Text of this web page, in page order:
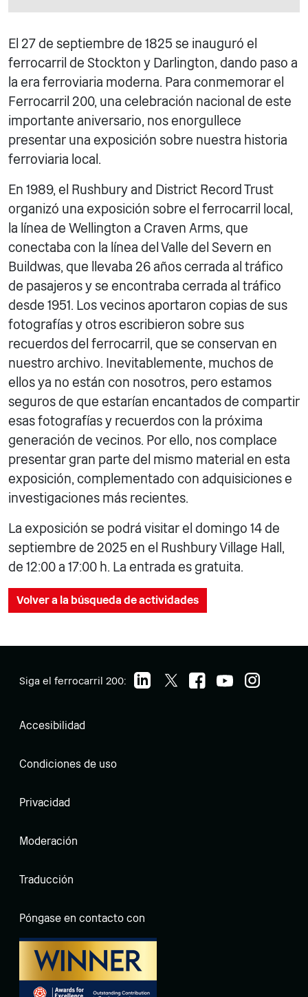
El 27 de septiembre de 1825 se inauguró el
ferrocarril de Stockton y Darlington, dando paso a
la era ferroviaria moderna. Para conmemorar el
Ferrocarril 200, una celebración nacional de este
importante aniversario, nos enorgullece
presentar una exposición sobre nuestra historia
ferroviaria local.
En 1989, el Rushbury and District Record Trust
organizó una exposición sobre el ferrocarril local,
la línea de Wellington a Craven Arms, que
conectaba con la línea del Valle del Severn en
Buildwas, que llevaba 26 años cerrada al tráfico
de pasajeros y se encontraba cerrada al tráfico
desde 1951. Los vecinos aportaron copias de sus
fotografías y otros escribieron sobre sus
recuerdos del ferrocarril, que se conservan en
nuestro archivo. Inevitablemente, muchos de
ellos ya no están con nosotros, pero estamos
seguros de que estarían encantados de compartir
esas fotografías y recuerdos con la próxima
generación de vecinos. Por ello, nos complace
presentar gran parte del mismo material en esta
exposición, complementado con adquisiciones e
investigaciones más recientes.
La exposición se podrá visitar el domingo 14 de
septiembre de 2025 en el Rushbury Village Hall,
de 12:00 a 17:00 h. La entrada es gratuita.
Volver a la búsqueda de actividades
Siga el ferrocarril 200:
Accesibilidad
Condiciones de uso
Privacidad
Moderación
Traducción
Póngase en contacto con